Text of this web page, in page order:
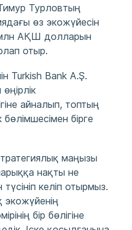
Турловтың
өз экожүйесін
АҚШ долларын
отыр.
Turkish Bank A.Ş.
айналып, топтың
бөлімшесімен бірге
маңызы
нақты не
келіп отырмыз.
экожүйенің
бір бөлігіне